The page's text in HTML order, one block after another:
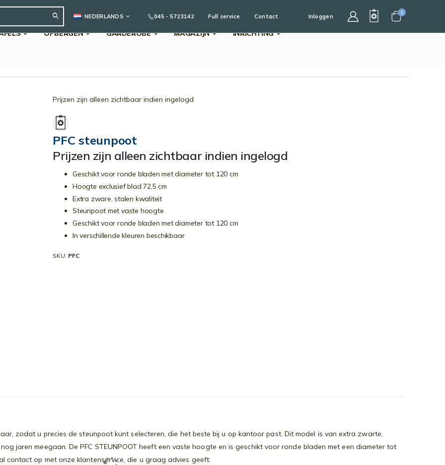
Search
TAALNEDERLANDS 045 - 5723142 Full service Contact Inloggen
Cart
0
OPBERGEN GARDEROBE MAGAZIJN INRICHTING
PFC steunpoot
Prijzen zijn alleen zichtbaar indien ingelogd
Geschikt voor ronde bladen met diameter tot 120 cm
Hoogte exclusief blad 72,5 cm
Extra zware, stalen kwaliteit
Steunpoot met vaste hoogte
Geschikt voor ronde bladen met diameter tot 120 cm
In verschillende kleuren beschikbaar
SKU PFC
Prijzen zijn alleen zichtbaar indien ingelogd
zodat u precies de steunpoot kunt selecteren, die het beste bij u op kantoor past. Dit model is van extra zwarte,
jaren meegaan. De PFC STEUNPOOT heeft een vaste hoogte en is geschikt voor ronde bladen met een diameter tot
contact op met onze klantenservice, die u graag advies geeft.